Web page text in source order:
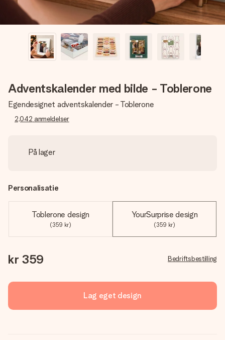
Adventskalender med bilde - Toblerone
Egendesignet adventskalender - Toblerone
2,042 anmeldelser
På lager
Personalisatie
Toblerone design
(359 kr)
YourSurprise design
(359 kr)
kr 359 Bedriftsbestilling
Lag eget design